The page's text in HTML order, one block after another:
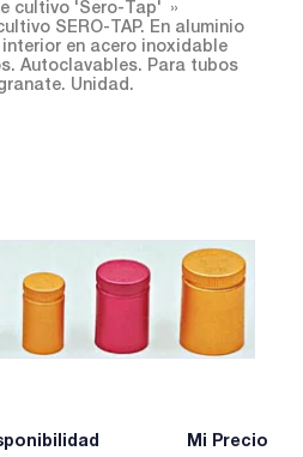
cultivo 'Sero-Tap'
SERO-TAP. En aluminio
en acero inoxidable
Autoclavables. Para tubos
Unidad.
Mi Precio